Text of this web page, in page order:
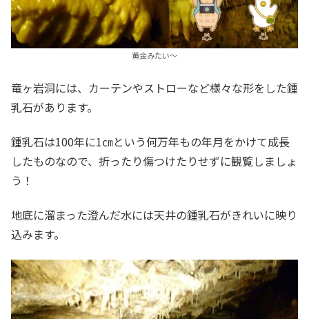
黄金みたい～
竜ヶ岩洞には、カーテンやストローなど様々な形をした鍾
乳石があります。
鍾乳石は100年に1㎝という何万年もの年月をかけて成長
したものなので、折ったり傷つけたりせずに観覧しましょ
う！
地底に溜まった澄んだ水には天井の鍾乳石がきれいに映り
込みます。